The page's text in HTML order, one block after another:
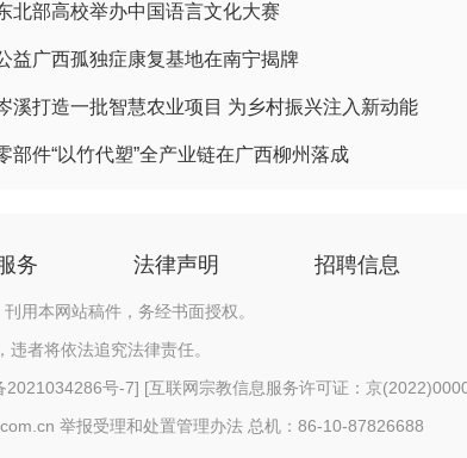
北部高校举办中国语言文化大赛
益广西孤独症康复基地在南宁揭牌
溪打造一批智慧农业项目 为乡村振兴注入新动能
部件“以竹代塑”全产业链在广西柳州落成
务 法律声明 招聘信息
用本网站稿件，务经书面授权。
者将依法追究法律责任。
2021034286号-7] [互联网宗教信息服务许可证：京
举报受理和处置管理办法 总机：86-10-87826688